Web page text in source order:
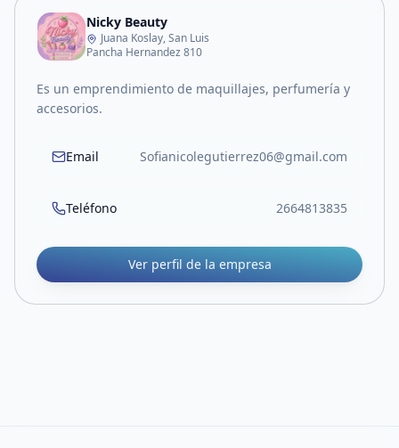
Nicky Beauty
Juana Koslay, San Luis
Pancha Hernandez 810
Es un emprendimiento de maquillajes, perfumería y
accesorios.
Email Sofianicolegutierrez06@gmail.com
Teléfono 2664813835
Ver perfil de la empresa